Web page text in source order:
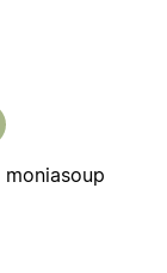
moniasoup